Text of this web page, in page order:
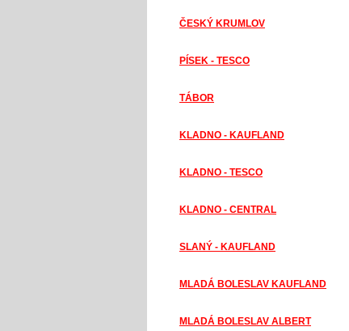
ČESKÝ KRUMLOV
PÍSEK - TESCO
TÁBOR
KLADNO - KAUFLAND
KLADNO - TESCO
KLADNO - CENTRAL
SLANÝ - KAUFLAND
MLADÁ BOLESLAV KAUFLAND
MLADÁ BOLESLAV ALBERT